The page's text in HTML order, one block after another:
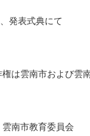
発表式典にて
権は雲南市および雲
南市教育委員会